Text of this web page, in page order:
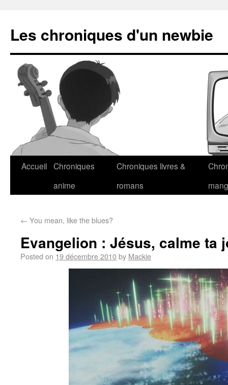
Les chroniques d'un newbie
Accueil Chroniques
anime
Chroniques livres &
romans
← You mean, like the blues?
Evangelion : Jésus, calme ta
Posted on 19 décembre 2010by Mackie